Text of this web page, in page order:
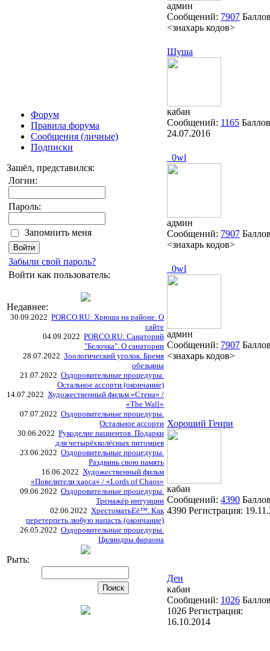
Форум
Правила форума
Сообщения (личные)
Подписки
Зашёл, представился:
Логин:
Пароль:
Запомнить меня
Забыли свой пароль?
Войти как пользователь:
Недавнее:
30.09.2022 PORCO.RU: Хрюша на районе. О
сайте
04.09.2022 PORCO.RU: Санаторий
"Белочка". О санатории
28.07.2022 Зоологический уголок. Бремя
обезьяны
21.07.2022 Оздоровительные процедуры.
Остальное ассорти (окончание)
14.07.2022 Художественный фильм «Стена» /
«The Wall»
07.07.2022 Оздоровительные процедуры.
Остальное ассорти
30.06.2022 Рукоделие пациентов. Подарки
для четырёхколёсных питомцев
23.06.2022 Оздоровительные процедуры.
Раздвинь свою память
16.06.2022 Художественный фильм
«Повелители хаоса» / «Lords of Chaos»
09.06.2022 Оздоровительные процедуры.
Тренажёр интуиции
02.06.2022 ХрестоматьЕё™. Как
перетерпеть любую напасть (окончание)
26.05.2022 Оздоровительные процедуры.
Цилиндры фараона
Рыть:
админ
Сообщений: 7907
<знахарь кодов>
Шуша
кабан
Сообщений: 1165
24.07.2016
_0wl
админ
Сообщений: 7907
<знахарь кодов>
_0wl
админ
Сообщений: 7907
<знахарь кодов>
Хороший Генри
кабан
Сообщений: 4390
4390 Регистрация:
Ден
кабан
Сообщений: 1026
1026 Регистрация:
16.10.2014